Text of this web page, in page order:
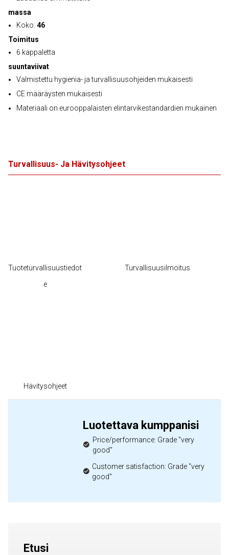
massa
Koko: 46
Toimitus
6 kappaletta
suuntaviivat
Valmistettu hygienia- ja turvallisuusohjeiden mukaisesti
CE määräysten mukaisesti
Materiaali on eurooppalaisten elintarvikestandardien mukainen
Turvallisuus- Ja Hävitysohjeet
Tuoteturvallisuustiedot
e
Turvallisuusilmoitus
Hävitysohjeet
Luotettava kumppanisi
Price/performance: Grade "very
good"
Customer satisfaction: Grade "very
good"
Etusi